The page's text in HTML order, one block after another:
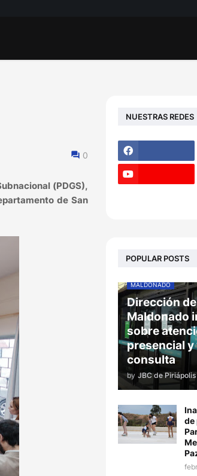
0
(PDGS),
de San
NUESTRAS REDES
POPULAR POSTS
MALDONADO
Dirección
Maldonado
sobre
presencial y
consulta
by JBC de Piriápolis
de